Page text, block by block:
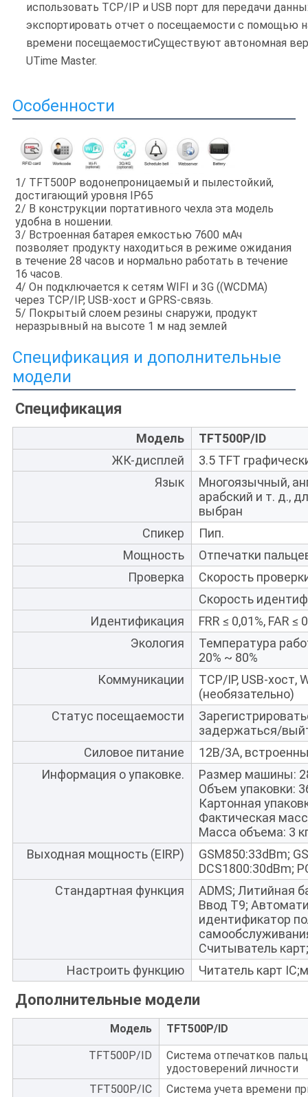
использовать TCP/IP и USB порт для передачи
экспортировать отчет о посещаемости с помощью
времени посещаемостиСуществуют автономная
UTime Master.
Особенности
1/ TFT500P водонепроницаемый и пылестойкий,
достигающий уровня IP65
2/ В конструкции портативного чехла эта модель
удобна в ношении.
3/ Встроенная батарея емкостью 7600 мАч
позволяет продукту находиться в режиме ожидания
в течение 28 часов и нормально работать в течение
16 часов.
4/ Он подключается к сетям WIFI и 3G ((WCDMA)
через TCP/IP, USB-хост и GPRS-связь.
5/ Покрытый слоем резины снаружи, продукт
неразрывный на высоте 1 м над землей
Спецификация и дополнительные
модели
Спецификация
Модель
TFT500P/ID
ЖК-дисплей
3.5 TFT
Язык
Многоязычный,
арабский и т. д.,
выбран
Спикер
Пип.
Мощность
Отпечатки
Проверка
Скорость
Скорость
Идентификация
FRR ≤ 0,01%, FAR ≤
Экология
Температура
20% ~ 80%
Коммуникации
TCP/IP, USB-хост,
(необязательно)
Статус посещаемости
задержаться/
Силовое питание
12В/3А,
Информация о упаковке.
Размер машины:
Объем упаковки:
Картонная
Фактическая
Масса объема: 3
Выходная мощность (EIRP)
GSM850:33dBm;
DCS1800:30dBm;
Стандартная функция
ADMS; Литийная
Ввод T9;
идентификатор
Считыватель
Настроить функцию
Читатель карт
Дополнительные модели
Модель TFT500P/ID
TFT500P/ID
Система отпечатков
удостоверений личности
TFT500P/IC
Система учета времени